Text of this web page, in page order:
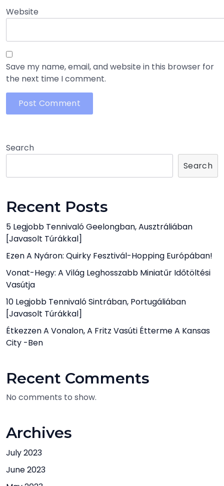
Website
Save my name, email, and website in this browser for
the next time I comment.
Search
Search
Recent Posts
5 Legjobb Tennivaló Geelongban, Ausztráliában
[javasolt Túrákkal]
Ezen A Nyáron: Quirky Fesztivál-Hopping Európában!
Vonat-Hegy: A Világ Leghosszabb Miniatűr Időtöltési
Vasútja
10 Legjobb Tennivaló Sintrában, Portugáliában
[javasolt Túrákkal]
Étkezzen A Vonalon, A Fritz Vasúti Étterme A Kansas
City -ben
Recent Comments
No comments to show.
Archives
July 2023
June 2023